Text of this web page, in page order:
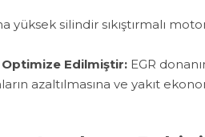
yüksek silindir sıkıştırmalı
Edilmiştir: EGR
azaltılmasına ve yakıt